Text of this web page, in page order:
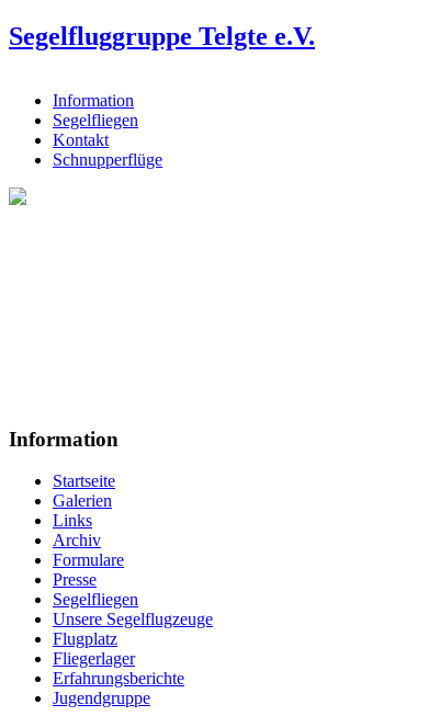
Segelfluggruppe Telgte e.V.
Information
Segelfliegen
Kontakt
Schnupperflüge
Information
Startseite
Galerien
Links
Archiv
Formulare
Presse
Segelfliegen
Unsere Segelflugzeuge
Flugplatz
Fliegerlager
Erfahrungsberichte
Jugendgruppe